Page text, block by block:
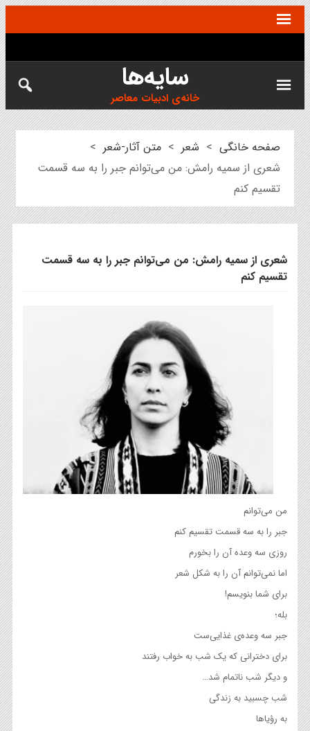
سایه‌ها
خانه‌ی ادبیات معاصر
صفحه خانگی > شعر > متن آثار-شعر >
شعری از سمیه رامش: من می‌توانم جبر را به سه قسمت
تقسيم كنم
شعری از سمیه رامش: من می‌توانم جبر را به سه قسمت
تقسيم كنم
من می‌توانم
جبر را به سه قسمت تقسيم كنم
روزی سه وعده آن را بخورم
اما نمی‌توانم آن را به شکل شعر
برای شما بنویسم!
بله؛
جبر سه وعده‌ی غذایی‌ست
برای دخترانی كه یک شب به خواب رفتند
و ديگر شب ناتمام شد…
شب چسبيد به زندگی
به رؤیاها